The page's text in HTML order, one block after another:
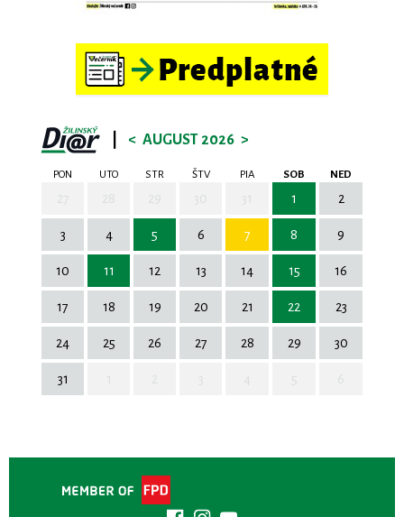
< AUGUST 2026 >
PON UTO STR ŠTV PIA SOB NED
1 2
3 4 5 6 7 8 9
10 11 12 13 14 15 16
17 18 19 20 21 22 23
24 25 26 27 28 29 30
31